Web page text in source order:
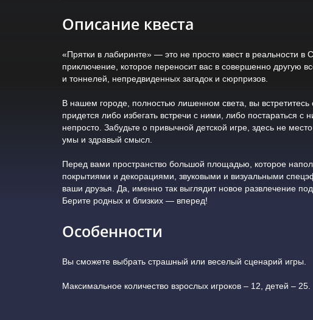
Описание квеста
«Прятки в лабиринте» — это не просто квест в реальности в
приключение, которое переносит вас в совершенно другую
и тоннелей, непредвиденных загадок и сюрпризов.
В нашем городе, полностью лишенном света, вы
придется либо избегать встречи с ними, либо постараться с
непросто. Забудьте о привычной детской игре, здесь не
умы и здравый смысл.
Перед вами пространство большой площадью, которое
покрытиями и декорациями, звуковыми и визуальными
ваши друзья. Да, именно так выглядит новое развлечение
Берите родных и близких — вперед!
Особенности
Вы сможете выбрать страшный или веселый сценарий игры.
Максимальное количество взрослых игроков – 12, детей – 25.